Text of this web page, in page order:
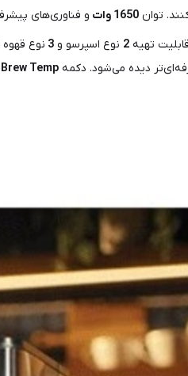
توان 1650 وات و فناوری‌های
تهیه 2 نوع اسپرسو و 3 نوع قهوه
دیده می‌شود. دکمه
Brew Temp